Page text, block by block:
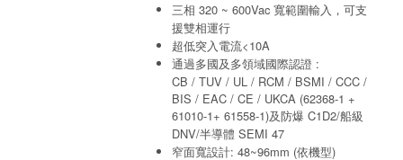
三相 320 ~ 600Vac 寬範圍輸入，可支
援雙相運行
超低突入電流<10A
通過多國及多領域國際認證 :
CB / TUV / UL / RCM / BSMI / CCC /
BIS / EAC / CE / UKCA (62368-1 +
61010-1+ 61558-1)及防爆 C1D2/船級
DNV/半導體 SEMI 47
窄面寬設計: 48~96mm (依機型)